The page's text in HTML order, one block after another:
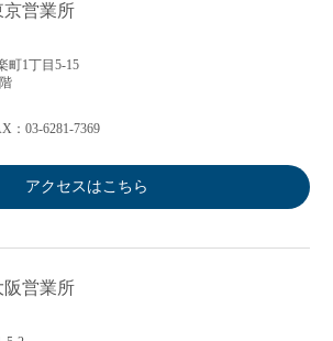
京営業所
町1丁目5-15
：03-6281-7369
アクセスはこちら
阪営業所